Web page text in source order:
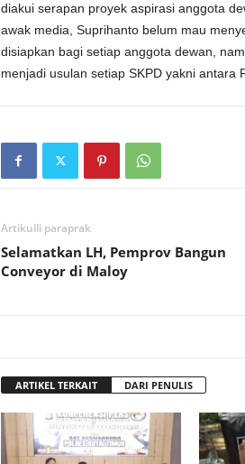
diakui serapan proyek aspirasi anggota
awak media, Suprihanto belum mau
disiapkan bagi setiap anggota dewan,
menjadi usulan setiap SKPD yakni antara
Artikulli paraprak
Selamatkan LH, Pemprov Bangun
Conveyor di Maloy
ARTIKEL TERKAIT DARI PENULIS